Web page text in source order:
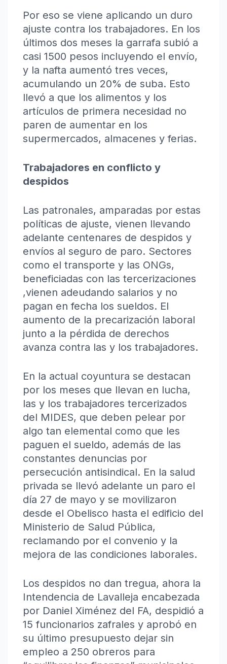
Por eso se viene aplicando un duro
ajuste contra los trabajadores. En los
últimos dos meses la garrafa subió a
casi 1500 pesos incluyendo el envío,
y la nafta aumentó tres veces,
acumulando un 20% de suba. Esto
llevó a que los alimentos y los
artículos de primera necesidad no
paren de aumentar en los
supermercados, almacenes y ferias.
Trabajadores en conflicto y
despidos
Las patronales, amparadas por estas
políticas de ajuste, vienen llevando
adelante centenares de despidos y
envíos al seguro de paro. Sectores
como el transporte y las ONGs,
beneficiadas con las tercerizaciones
,vienen adeudando salarios y no
pagan en fecha los sueldos. El
aumento de la precarización laboral
junto a la pérdida de derechos
avanza contra las y los trabajadores.
En la actual coyuntura se destacan
por los meses que llevan en lucha,
las y los trabajadores tercerizados
del MIDES, que deben pelear por
algo tan elemental como que les
paguen el sueldo, además de las
constantes denuncias por
persecución antisindical. En la salud
privada se llevó adelante un paro el
día 27 de mayo y se movilizaron
desde el Obelisco hasta el edificio del
Ministerio de Salud Pública,
reclamando por el convenio y la
mejora de las condiciones laborales.
Los despidos no dan tregua, ahora la
Intendencia de Lavalleja encabezada
por Daniel Ximénez del FA, despidió a
15 funcionarios zafrales y aprobó en
su último presupuesto dejar sin
empleo a 250 obreros para